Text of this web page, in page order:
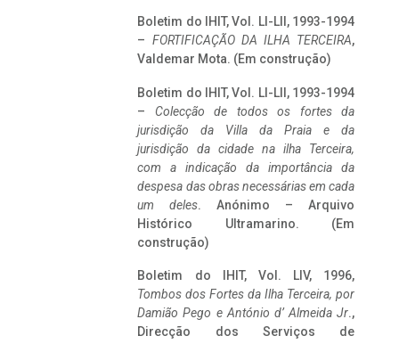
Boletim do IHIT, Vol. LI-LII, 1993-1994
– FORTIFICAÇÃO DA ILHA TERCEIRA,
Valdemar Mota. (Em construção)
Boletim do IHIT, Vol. LI-LII, 1993-1994
– Colecção de todos os fortes da
jurisdição da Villa da Praia e da
jurisdição da cidade na ilha Terceira,
com a indicação da importância da
despesa das obras necessárias em cada
um deles. Anónimo – Arquivo
Histórico Ultramarino. (Em
construção)
Boletim do IHIT, Vol. LIV, 1996,
Tombos dos Fortes da Ilha Terceira, por
Damião Pego e António d’ Almeida Jr.,
Direcção dos Serviços de